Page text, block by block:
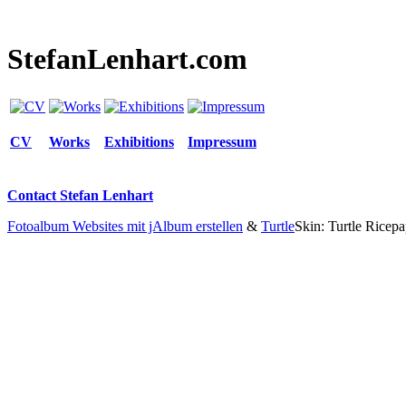
StefanLenhart.com
CV Works Exhibitions Impressum
Contact Stefan Lenhart
Fotoalbum Websites mit jAlbum erstellen & TurtleSkin: Turtle